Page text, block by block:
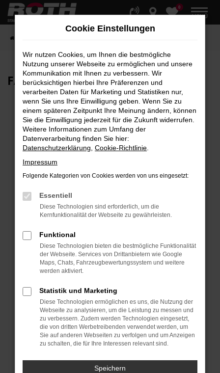
Zum
Hauptinhalt
0
MENÜ
FAHRZEUG-SHOWROOM
Fehler: Network Error
Beim Laden ist ein Fehler aufgetreten.
Hier sind ein paar Tipps, die dir helfen können:
Überprüfe deine Firewall und deine
Laden andere Webseiten, zum Beispiel deine
Suchmaschine?
Prüfe deine Browsererweiterungen.
Manche Erweiterungen, wie Werbeblocker,
können das Laden bestimmter Seiten
verhindern. Funktioniert die Seite in einem
anderen Browser oder in einem privaten
Fenster?
Starte dein Gerät neu.
Das kann manchmal helfen, vorübergehende
Probleme zu beheben.
Stelle sicher, dass dein Browser und dein
Betriebssystem auf dem neuesten Stand
sind.
Sicherheitsrisiko, sondern kann auch dazu
Cookie Einstellungen
Wir nutzen Cookies, um Ihnen die bestmögliche
Nutzung unserer Webseite zu ermöglichen und unsere
Kommunikation mit Ihnen zu verbessern. Wir
berücksichtigen hierbei Ihre Präferenzen und
verarbeiten Daten für Marketing und Statistiken nur,
wenn Sie uns Ihre Einwilligung geben. Wenn Sie zu
einem späteren Zeitpunkt Ihre Meinung ändern, können
Sie die Einwilligung jederzeit für die Zukunft widerrufen.
Weitere Informationen zum Umfang der
Datenverarbeitung finden Sie hier:
Datenschutzerklärung Cookie-Richtlinie
Impressum
Folgende Kategorien von Cookies werden von uns eingesetzt:
Essentiell
Diese Technologien sind erforderlich, um die
Kernfunktionalität der Webseite zu gewährleisten.
Funktional
Diese Technologien bieten die bestmögliche Funktionalität
der Webseite. Services von Drittanbietern wie Google
Maps, Chats, Fahrzeugbewertungssystem und weitere
werden aktiviert.
Statistik und Marketing
Diese Technologien ermöglichen es uns, die Nutzung der
Webseite zu analysieren, um die Leistung zu messen und
zu verbessern. Zudem werden Technologien eingesetzt,
die von dritten Werbetreibenden verwendet werden, um
Sie auf anderen Webseiten zu verfolgen und um Anzeigen
zu schalten, die für Ihre Interessen relevant sind.
Speichern